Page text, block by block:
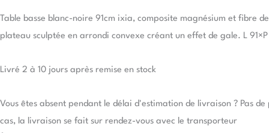
Table basse blanc-noire 91cm ixia, composite magnésium et fibre
plateau sculptée en arrondi convexe créant un effet de gale. L
Livré 2 à 10 jours après remise en stock
Vous êtes absent pendant le délai d'estimation de livraison ? Pas
cas, la livraison se fait sur rendez-vous avec le transporteur